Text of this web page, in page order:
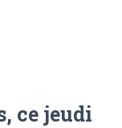
ce jeudi